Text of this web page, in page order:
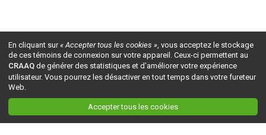
En cliquant sur« Accepter tous les cookies », vous acceptez le stockage
de ces témoins de connexion sur votre appareil. Ceux-ci permettent au
CRAAQ de générer des statistiques et d'améliorer votre expérience
utilisateur. Vous pourrez les désactiver en tout temps dans votre fureteur
Web.
Accepter tous les cookies